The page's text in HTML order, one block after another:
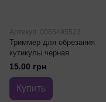
Артикул: 0065495523
Триммер для обрезания
кутикулы черная
15.00 грн
Купить